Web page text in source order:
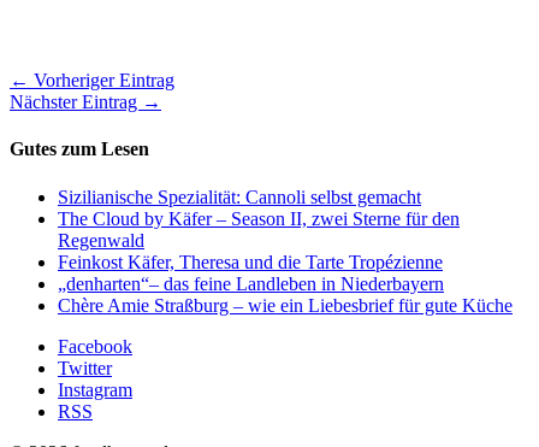
← Vorheriger Eintrag
Nächster Eintrag →
Gutes zum Lesen
Sizilianische Spezialität: Cannoli selbst gemacht
The Cloud by Käfer – Season II, zwei Sterne für den
Regenwald
Feinkost Käfer, Theresa und die Tarte Tropézienne
„denharten“– das feine Landleben in Niederbayern
Chère Amie Straßburg – wie ein Liebesbrief für gute Küche
Facebook
Twitter
Instagram
RSS